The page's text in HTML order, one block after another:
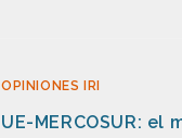
OPINIONES IRI
UE-MERCOSUR: